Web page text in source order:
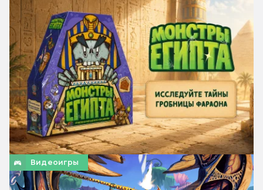
Видеоигры